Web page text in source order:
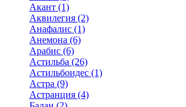
Акант (1)
Аквилегия (2)
Анафалис (1)
Анемона (6)
Арабис (6)
Астильба (26)
Астильбоидес (1)
Астра (9)
Астранция (4)